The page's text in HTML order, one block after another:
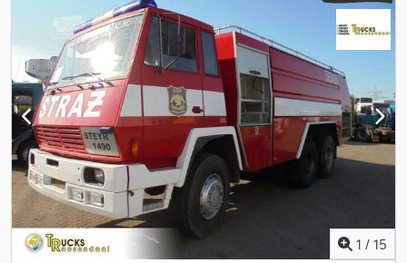
de l'espace de chargement:1 400 mm grue, Grue : -
---- Grue 4x4 HMF 2230-7 - Télécommande radio - Attelage de
remorque Suspension : Suspension à lames Codpoxpqgkefx
Apnorf
1 / 15